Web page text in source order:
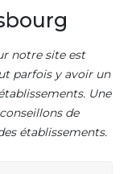
notre site est
parfois y avoir un
Une
de
établissements.